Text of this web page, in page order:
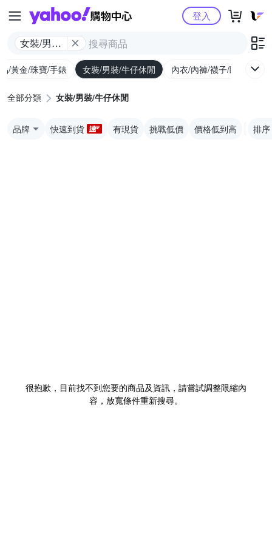
Yahoo購物中心
女裝/男裝/
登入
/黃金/珠寶/手錶 女裝/男裝/牛仔休閒 內衣/內褲/襪子/睡衣
全部分類 女裝/男裝/牛仔休閒
品牌 快速到貨 有現貨 挑戰低價 價格低到高 排序
很抱歉，目前找不到您要的商品及資訊，請嘗試調整限縮內
容，放寬條件重新搜尋。